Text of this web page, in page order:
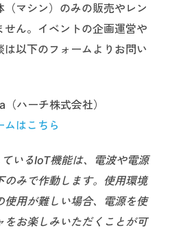
マシン）のみの販売やレン
せん。イベントの企画運営や
は以下のフォームよりお問い
ハーチ株式会社）
ムはこちら
いるIoT機能は、電波や電源
のみで作動します。使用環境
使用が難しい場合、電源を使
をお楽しみいただくことが可